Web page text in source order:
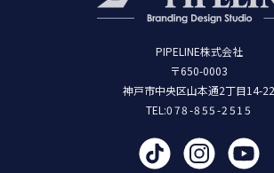
PIPELINE株式会社
〒650-0003
神戸市中央区山本通2丁目14-22
TEL:078-855-2515